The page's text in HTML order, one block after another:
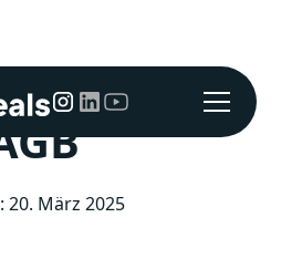
20. März 2025